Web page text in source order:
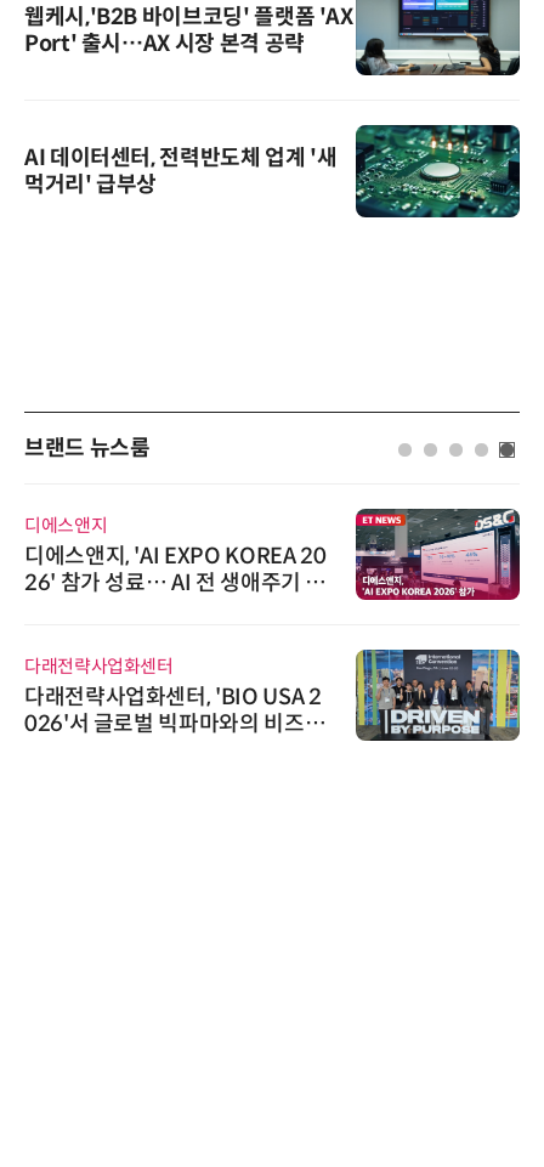
웹케시,'B2B 바이브코딩' 플랫폼 'AX
Port' 출시…AX 시장 본격 공략
AI 데이터센터, 전력반도체 업계 '새
먹거리' 급부상
브랜드 뉴스룸
디에스앤지
디에스앤지, 'AI EXPO KOREA 20
26' 참가 성료… AI 전 생애주기 아
다래전략사업화센터
다래전략사업화센터, 'BIO USA 2
026'서 글로벌 빅파마와의 비즈니